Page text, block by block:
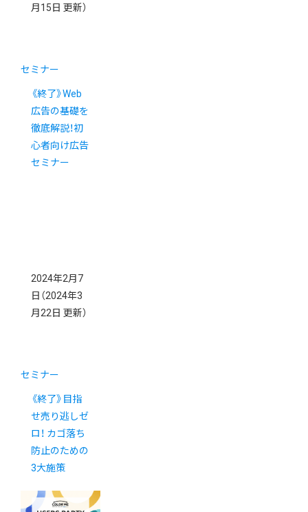
月15日 更新）
セミナー
《終了》Web
広告の基礎を
徹底解説！初
心者向け広告
セミナー
2024年2月7
日 （2024年3
月22日 更新）
セミナー
《終了》目指
せ売り逃しゼ
ロ！ カゴ落ち
防止のための
3大施策